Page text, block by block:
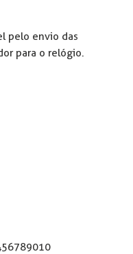
pelo envio das
para o relógio.